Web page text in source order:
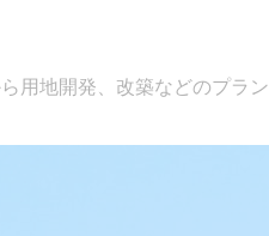
用地開発、改築などのプラン